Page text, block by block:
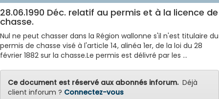
28.06.1990 Déc. relatif au permis et à la licence de
chasse.
Nul ne peut chasser dans la Région wallonne s'il n'est titulaire du
permis de chasse visé à l'article 14, alinéa 1er, de la loi du 28
février 1882 sur la chasse.Le permis est délivré par les ...
Ce document est réservé aux abonnés inforum.Déjà
client inforum ? Connectez-vous